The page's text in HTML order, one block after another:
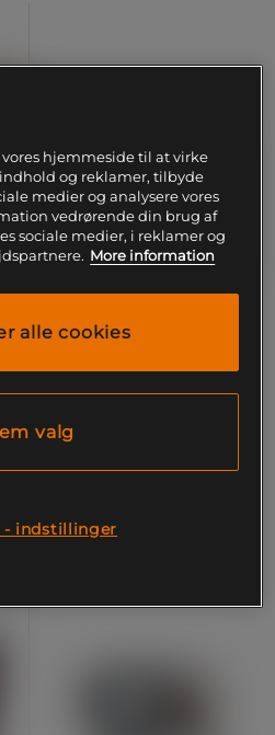
Prime Plus
2.929 kr
hjemmeside til at virke
og reklamer, tilbyde
medier og analysere vores
vedrørende din brug af
sociale medier, i reklamer og
More information
alle cookies
valg
- indstillinger